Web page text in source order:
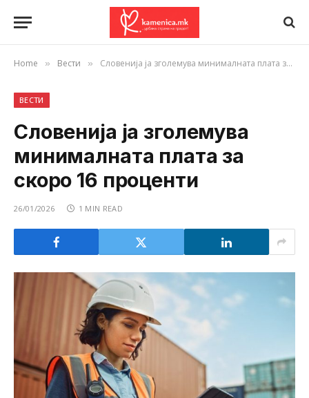
Home » Вести » Словенија ја зголемува минималната плата за скоро 16 проценти
ВЕСТИ
Словенија ја зголемува
минималната плата за
скоро 16 проценти
26/01/2026 1 MIN READ